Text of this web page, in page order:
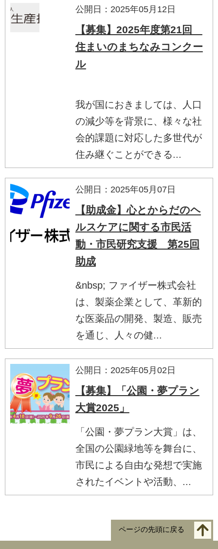
公開日：2025年05月12日
【募集】2025年度第21回
住まいのまちなみコンクー
ル
我が国におきましては、人口
の減少等を背景に、様々な社
会的課題に対応した多世代が
住み継ぐことができる...
公開日：2025年05月07日
【助成金】心とからだのヘ
ルスケアに関する市民活
動・市民研究支援 第25回
助成
&nbsp; ファイザー株式会社
は、製薬企業として、革新的
な医薬品の開発、製造、販売
を通じ、人々の健...
公開日：2025年05月02日
【募集】「公園・夢プラン
大賞2025」
「公園・夢プラン大賞」は、
全国の公園緑地等を舞台に、
市民による自由な発想で実施
されたイベントや活動、...
ページの先頭に戻る